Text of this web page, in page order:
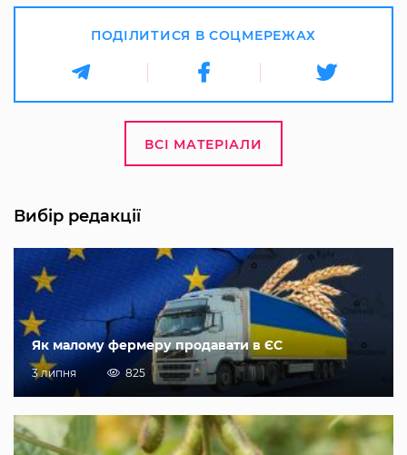
ПОДІЛИТИСЯ В СОЦМЕРЕЖАХ
ВСІ МАТЕРІАЛИ
Вибір редакції
Як малому фермеру продавати в ЄС
3 липня 825